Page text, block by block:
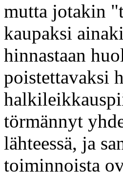
mutta jotakin
kaupaksi
hinnastaan
poistettavaksi
törmännyt
lähteessä, ja
toiminnoista